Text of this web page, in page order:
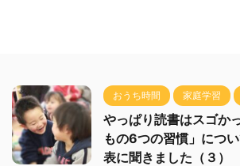
おうち時間 家庭学習
やっぱり読書はスゴか
もの6つの習慣」につ
表に聞きました（３）